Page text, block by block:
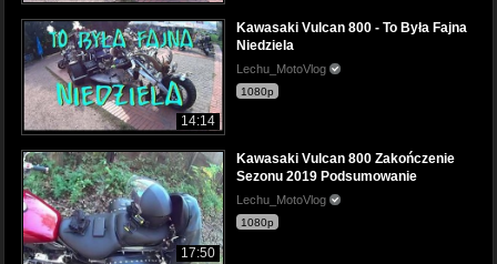
14:14
Kawasaki Vulcan 800 - To Była Fajna
Niedziela
Lechu_MotoVlog
1080p
17:50
Kawasaki Vulcan 800 Zakończenie
Sezonu 2019 Podsumowanie
Lechu_MotoVlog
1080p